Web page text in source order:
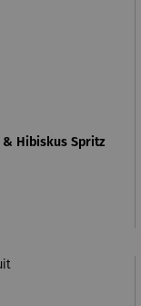
Hibiskus Spritz